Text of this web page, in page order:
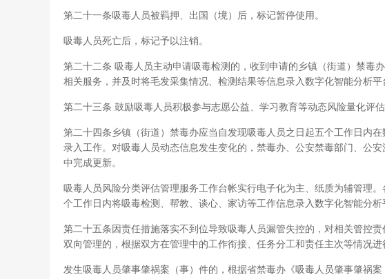
第二十一条吸毒人员被羁押、出国（境）后，标记暂停使用。
吸毒人员死亡后，标记予以注销。
第二十二条 吸毒人员主动申请吸毒检测的，收到申请的乡镇（街道）禁毒
相关服务，并及时将毛发采集情况、检测结果等信息录入数字化智能分析平
第二十三条 鼓励吸毒人员积极参与志愿公益、学习教育等动态风险量化评估
第二十四条乡镇（街道）禁毒办应当自发现吸毒人员之日起五个工作日内
录入工作。对吸毒人员动态信息发生变化的，禁毒办、公安禁毒部门、公
中完成更新。
吸毒人员风险分类评估管理服务工作台帐实行电子化为主、纸质为辅管理
个工作日内将吸毒检测、帮教、谈心、家访等工作信息录入数字化智能分析
第二十五条因责任措施落实不到位导致吸毒人员漏管失控的，对相关管控
双向管理的，根据双方在管理中的工作衔接、任务分工和责任主次等情况进
发生吸毒人员肇事肇祸案（事）件的，根据省禁毒办《吸毒人员肇事肇祸案